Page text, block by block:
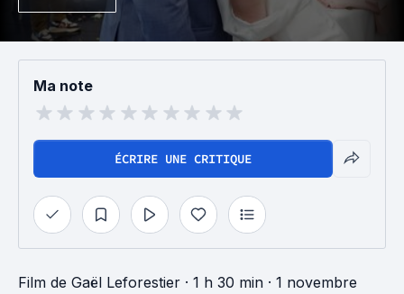
Ma note
ÉCRIRE UNE CRITIQUE
Film de Gaël Leforestier · 1 h 30 min · 1 novembre